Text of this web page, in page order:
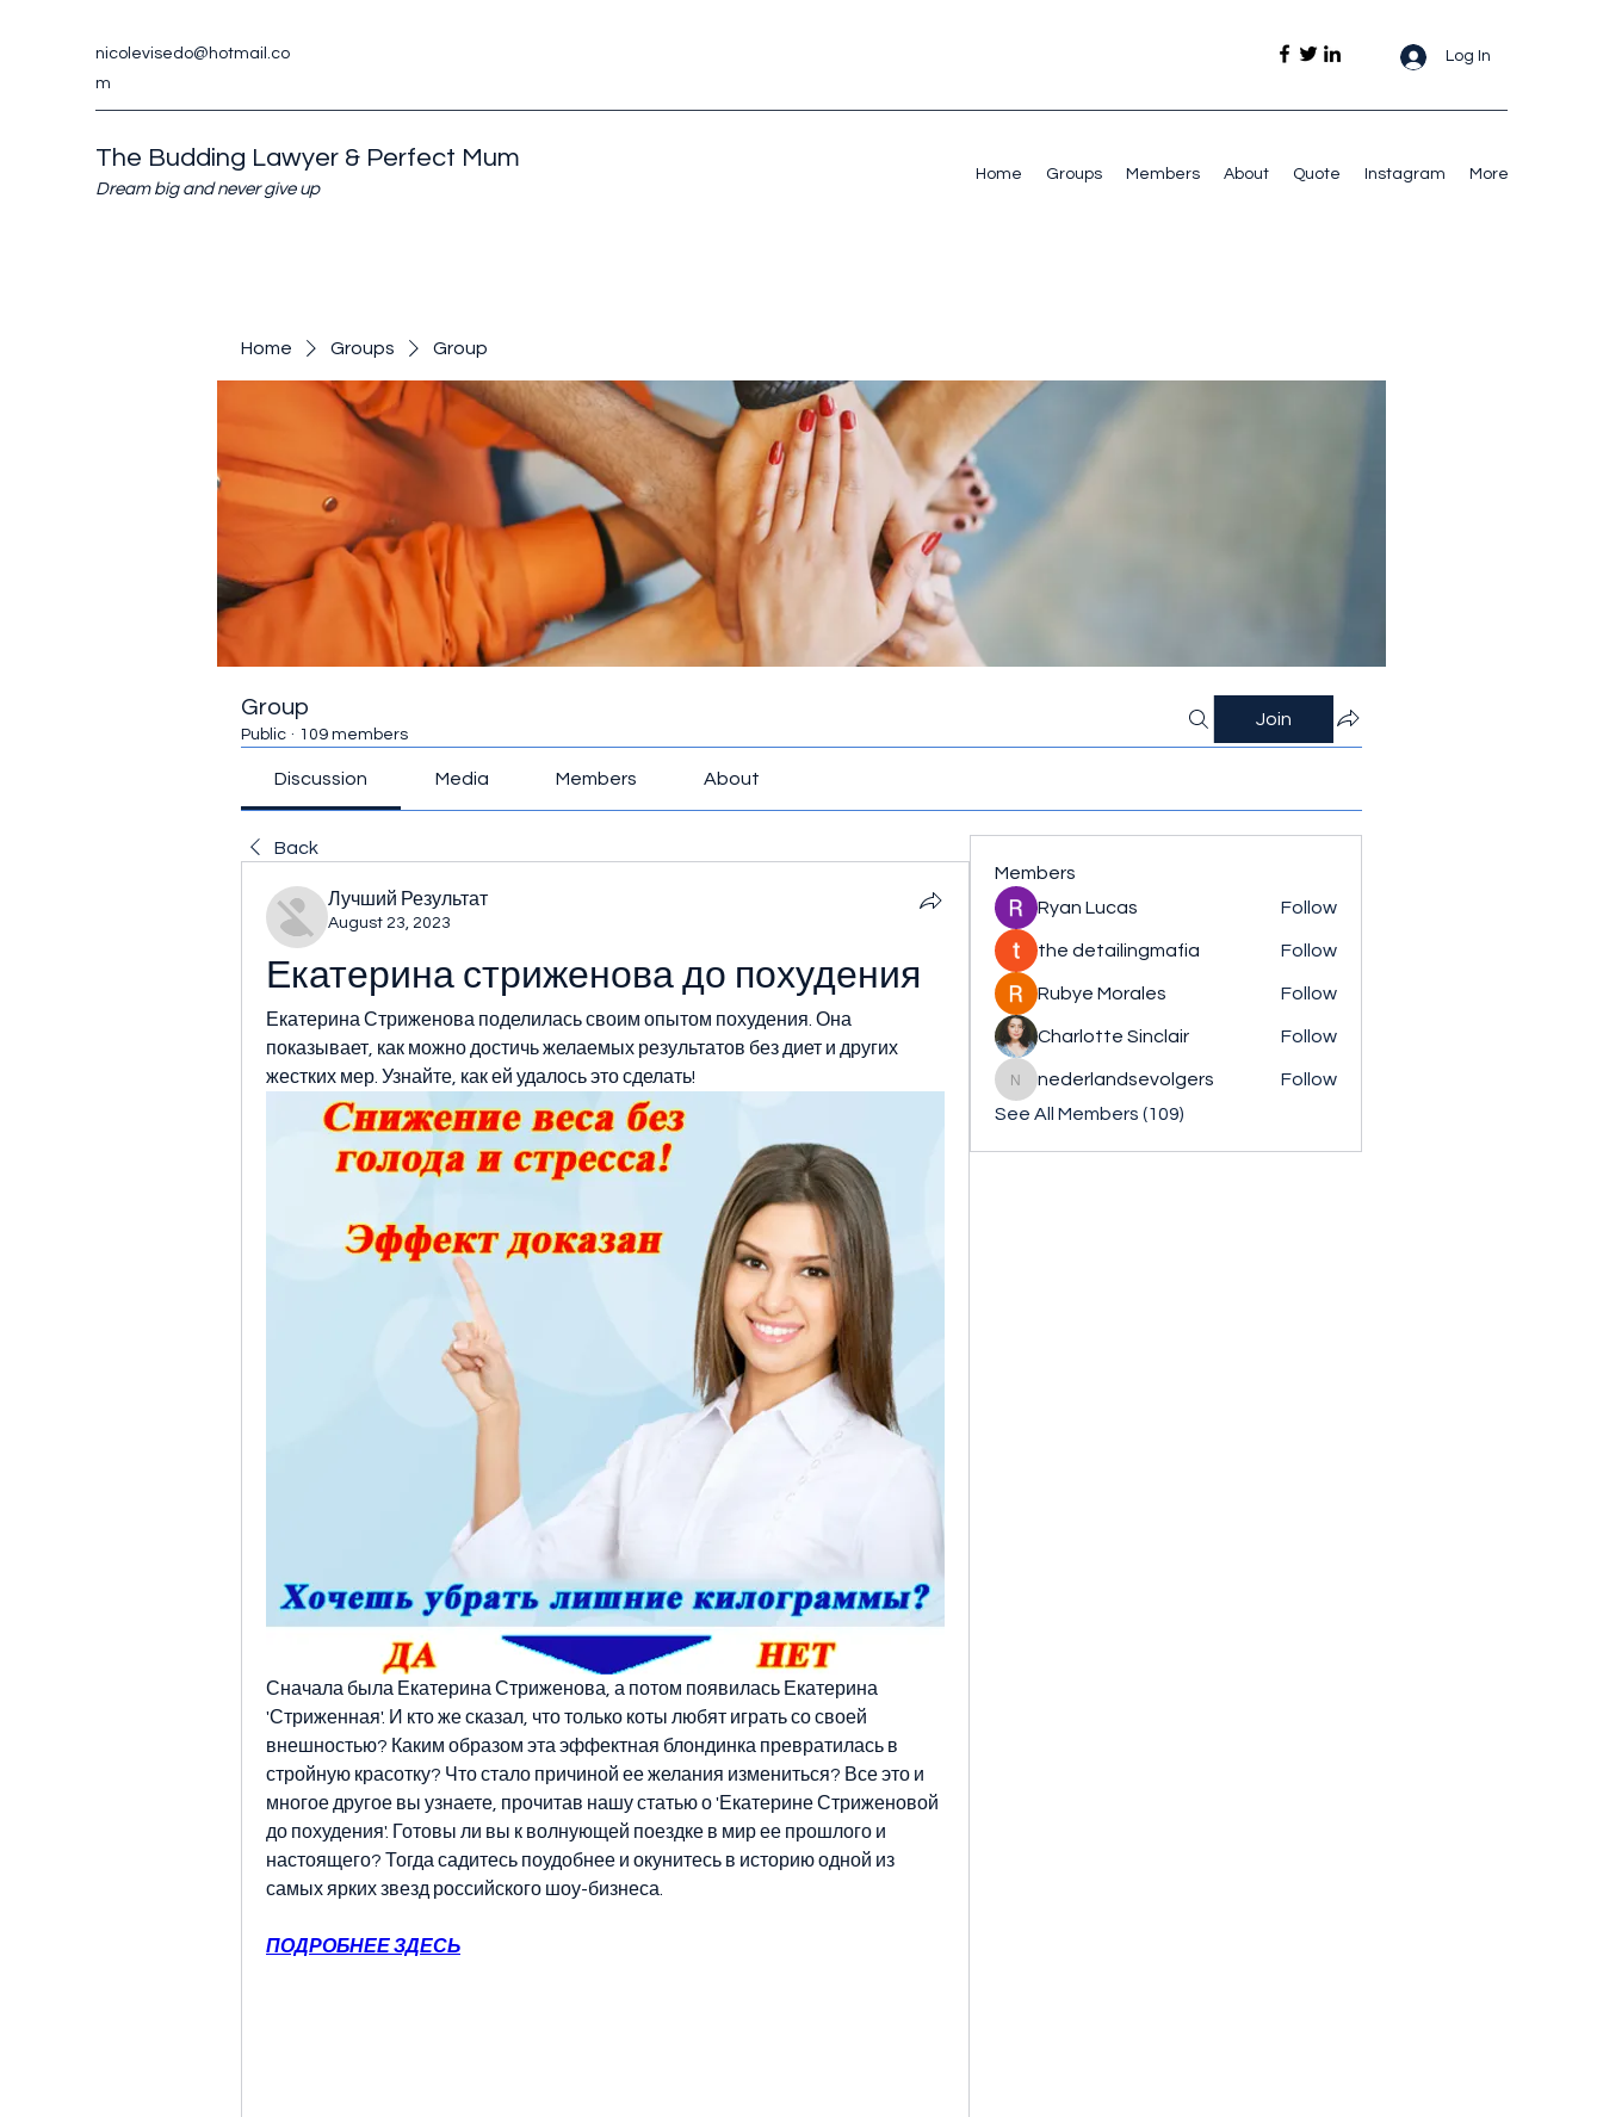
nicolevisedo@hotmail.co
m
Log In
The Budding Lawyer & Perfect Mum
Dream big and never give up
Home Groups Members About Quote Instagram More
Home Groups Group
Group
Public · 109 members
Join
Discussion Media Members About
Back
Лучший Результат
August 23, 2023
Екатерина стриженова до похудения
Екатерина Стриженова поделилась своим опытом похудения. Она
показывает, как можно достичь желаемых результатов без диет и других
жестких мер. Узнайте, как ей удалось это сделать!
Сначала была Екатерина Стриженова, а потом появилась Екатерина
'Стриженная'. И кто же сказал, что только коты любят играть со своей
внешностью? Каким образом эта эффектная блондинка превратилась в
стройную красотку? Что стало причиной ее желания измениться? Все это и
многое другое вы узнаете, прочитав нашу статью о 'Екатерине Стриженовой
до похудения'. Готовы ли вы к волнующей поездке в мир ее прошлого и
настоящего? Тогда садитесь поудобнее и окунитесь в историю одной из
самых ярких звезд российского шоу-бизнеса.
ПОДРОБНЕЕ ЗДЕСЬ
Members
Ryan Lucas
Follow
the detailingmafia Follow
Rubye Morales Follow
Charlotte Sinclair Follow
nederlandsevolgers
nederlandsevolgers
Follow
See All Members (109)